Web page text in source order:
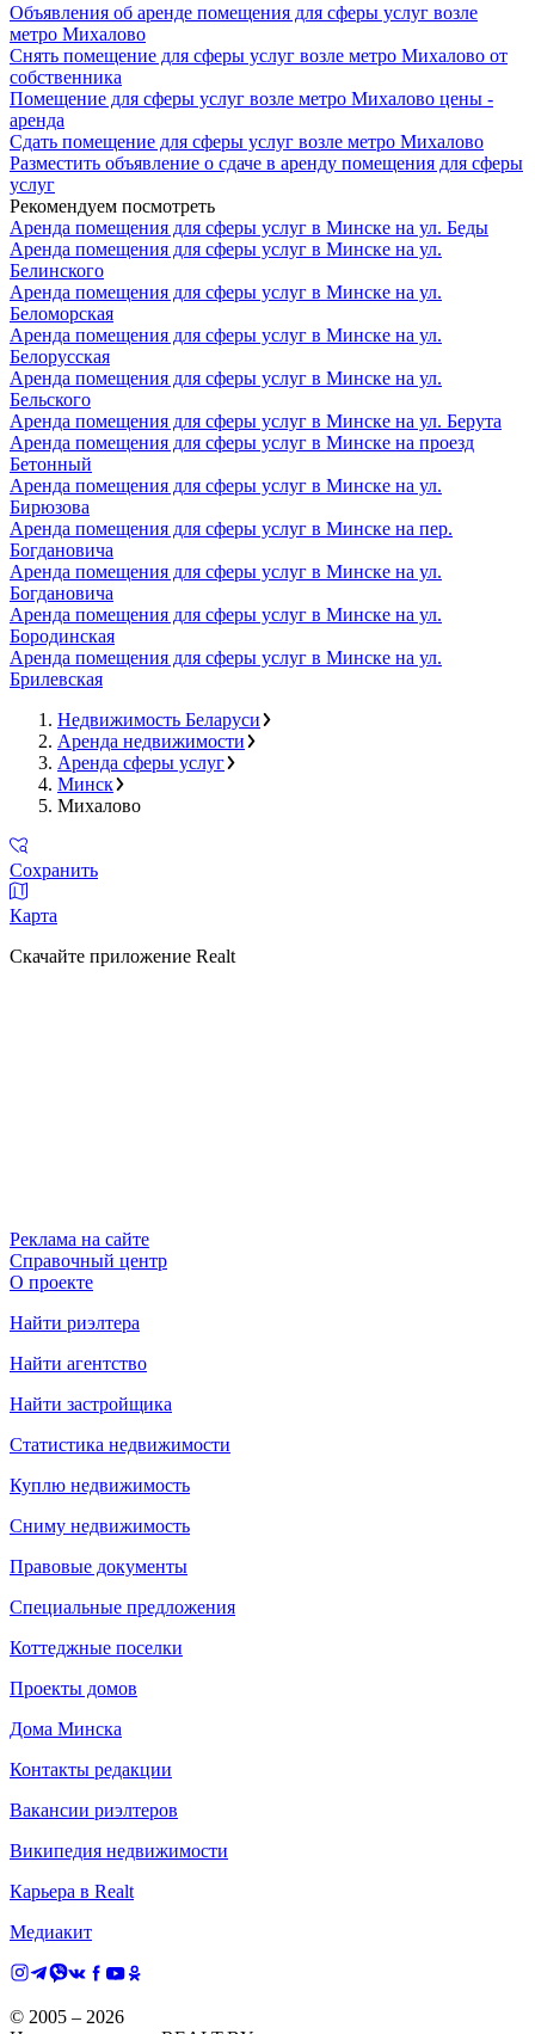
Объявления об аренде помещения для сферы услуг возле
метро Михалово
Снять помещение для сферы услуг возле метро Михалово от
собственника
Помещение для сферы услуг возле метро Михалово цены -
аренда
Сдать помещение для сферы услуг возле метро Михалово
Разместить объявление о сдаче в аренду помещения для сферы
услуг
Рекомендуем посмотреть
Аренда помещения для сферы услуг в Минске на ул. Беды
Аренда помещения для сферы услуг в Минске на ул.
Белинского
Аренда помещения для сферы услуг в Минске на ул.
Беломорская
Аренда помещения для сферы услуг в Минске на ул.
Белорусская
Аренда помещения для сферы услуг в Минске на ул.
Бельского
Аренда помещения для сферы услуг в Минске на ул. Берута
Аренда помещения для сферы услуг в Минске на проезд
Бетонный
Аренда помещения для сферы услуг в Минске на ул.
Бирюзова
Аренда помещения для сферы услуг в Минске на пер.
Богдановича
Аренда помещения для сферы услуг в Минске на ул.
Богдановича
Аренда помещения для сферы услуг в Минске на ул.
Бородинская
Аренда помещения для сферы услуг в Минске на ул.
Брилевская
Недвижимость Беларуси
Аренда недвижимости
Аренда сферы услуг
Минск
Михалово
Сохранить
Карта
Скачайте приложение Realt
Реклама на сайте
Справочный центр
О проекте
Найти риэлтера
Найти агентство
Найти застройщика
Статистика недвижимости
Куплю недвижимость
Сниму недвижимость
Правовые документы
Специальные предложения
Коттеджные поселки
Проекты домов
Дома Минска
Контакты редакции
Вакансии риэлтеров
Википедия недвижимости
Карьера в Realt
Медиакит
© 2005 – 2026